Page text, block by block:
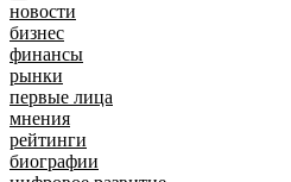
новости
бизнес
финансы
рынки
первые лица
мнения
рейтинги
биографии